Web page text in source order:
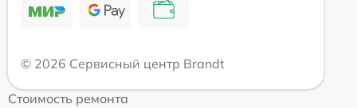
© 2026 Сервисный центр Brandt
Стоимость ремонта